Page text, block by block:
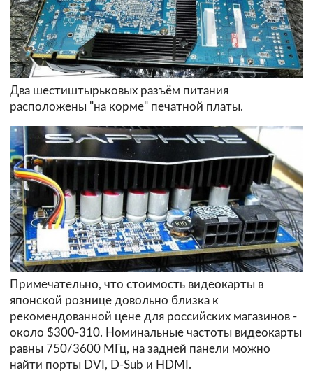
Два шестиштырьковых разъём питания
расположены "на корме" печатной платы.
Примечательно, что стоимость видеокарты в
японской рознице довольно близка к
рекомендованной цене для российских магазинов -
около $300-310. Номинальные частоты видеокарты
равны 750/3600 МГц, на задней панели можно
найти порты DVI, D-Sub и HDMI.